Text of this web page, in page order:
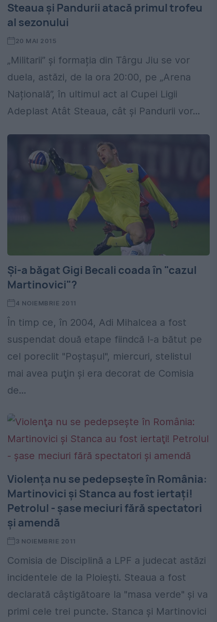
Steaua și Pandurii atacă primul trofeu
al sezonului
20 MAI 2015
„Militarii” și formația din Târgu Jiu se vor
duela, astăzi, de la ora 20:00, pe „Arena
Națională”, în ultimul act al Cupei Ligii
Adeplast Atât Steaua, cât și Pandurii vor...
Şi-a băgat Gigi Becali coada în "cazul
Martinovici"?
4 NOIEMBRIE 2011
În timp ce, în 2004, Adi Mihalcea a fost
suspendat două etape fiindcă l-a bătut pe
cel poreclit "Poştaşul", miercuri, stelistul
mai avea puţin şi era decorat de Comisia
de...
Violenţa nu se pedepseşte în România:
Martinovici şi Stanca au fost iertaţi!
Petrolul - şase meciuri fără spectatori
şi amendă
3 NOIEMBRIE 2011
Comisia de Disciplină a LPF a judecat astăzi
incidentele de la Ploieşti. Steaua a fost
declarată câştigătoare la "masa verde" şi va
primi cele trei puncte. Stanca şi Martinovici